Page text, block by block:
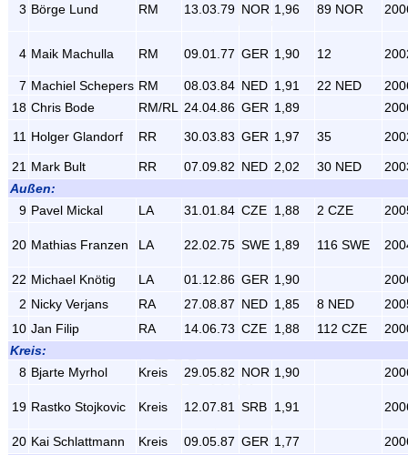
3 Börge Lund RM 13.03.79 NOR 1,96 89 NOR
4 Maik Machulla RM 09.01.77 GER 1,90 12
7 Machiel Schepers RM 08.03.84 NED 1,91 22 NED
18 Chris Bode RM/RL 24.04.86 GER 1,89
11 Holger Glandorf RR 30.03.83 GER 1,97 35
21 Mark Bult RR 07.09.82 NED 2,02 30 NED
Außen:
9 Pavel Mickal LA 31.01.84 CZE 1,88 2 CZE
20 Mathias Franzen LA 22.02.75 SWE 1,89 116 SWE
22 Michael Knötig LA 01.12.86 GER 1,90
2 Nicky Verjans RA 27.08.87 NED 1,85 8 NED
10 Jan Filip RA 14.06.73 CZE 1,88 112 CZE
Kreis:
8 Bjarte Myrhol Kreis 29.05.82 NOR 1,90
19 Rastko Stojkovic Kreis 12.07.81 SRB 1,91
20 Kai Schlattmann Kreis 09.05.87 GER 1,77